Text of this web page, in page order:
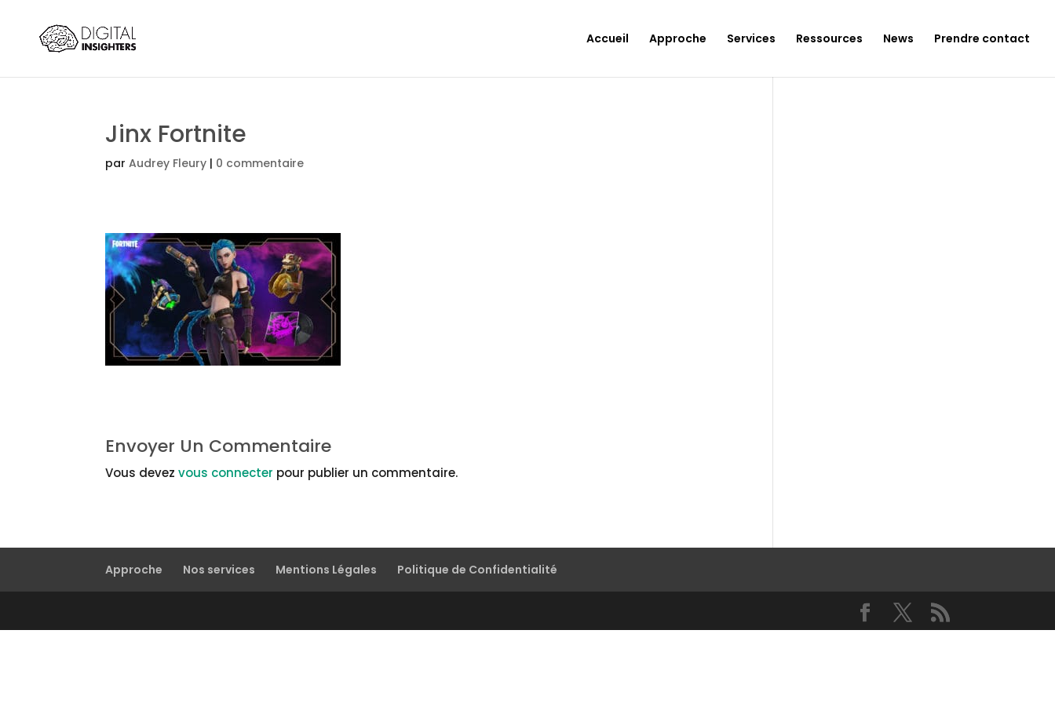
Accueil Approche Services Ressources News Prendre contact
Jinx Fortnite
parAudrey Fleury | 0 commentaire
Envoyer Un Commentaire
Vous devezvous connecter pour publier un commentaire.
Approche Nos services Mentions Légales Politique de Confidentialité